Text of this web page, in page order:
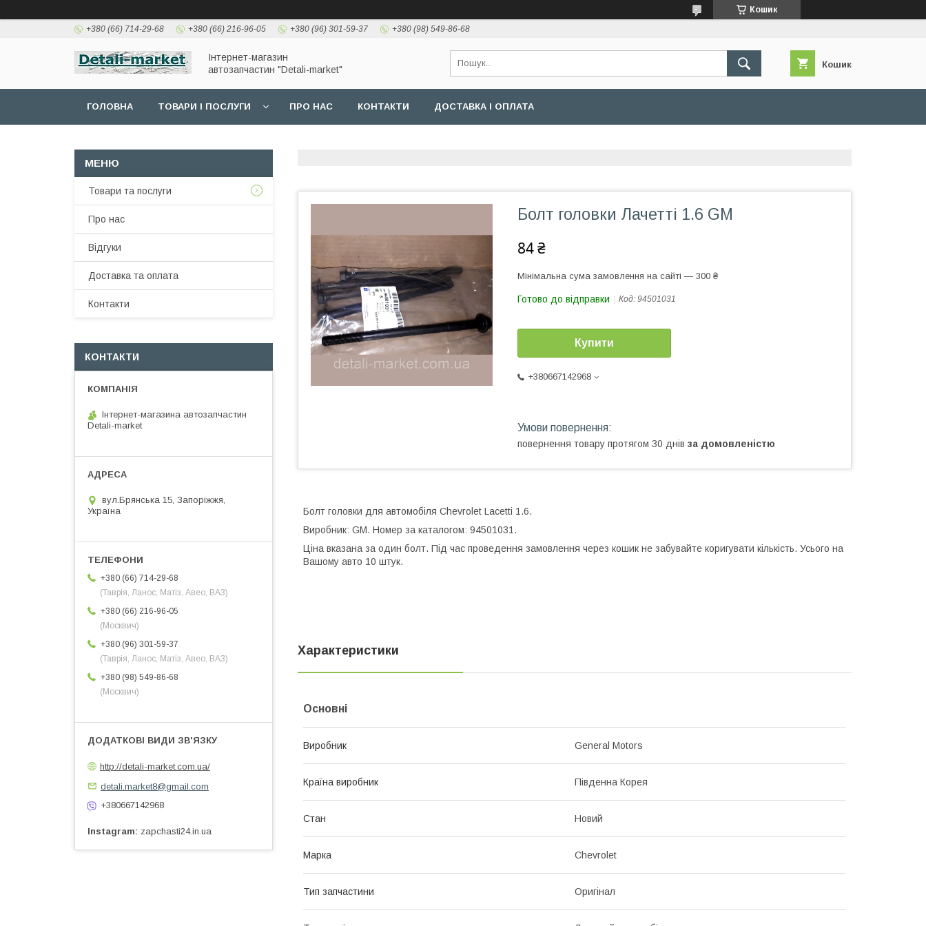
Кошик
+380 (66) 714-29-68 +380 (66) 216-96-05 +380 (96) 301-59-37 +380 (98) 549-86-68
Інтернет-магазин
автозапчастин "Detali-market"
Кошик
ГОЛОВНА ТОВАРИ І ПОСЛУГИ ПРО НАС КОНТАКТИ ДОСТАВКА І ОПЛАТА
Болт головки Лачетті 1.6 GM
84 ₴
Мінімальна сума замовлення на сайті — 300 ₴
Готово до відправки Код: 94501031
Купити
+380667142968
повернення товару протягом 30 днів за домовленістю
Болт головки для автомобіля Chevrolet Lacetti 1.6.
Виробник: GM. Номер за каталогом: 94501031.
Ціна вказана за один болт. Під час проведення замовлення через кошик не забувайте коригувати кількість. Усього на
Вашому авто 10 штук.
Характеристики
Основні
Виробник General Motors
Країна виробник Південна Корея
Стан Новий
Марка Chevrolet
Тип запчастини Оригінал
Товари та послуги
Про нас
Відгуки
Доставка та оплата
Контакти
КОНТАКТИ
Інтернет-магазина автозапчастин
Detali-market
вул.Брянська 15, Запоріжжя,
Україна
+380 (66) 714-29-68
(Таврія, Ланос, Матіз, Авео, ВАЗ)
+380 (66) 216-96-05
(Москвич)
+380 (96) 301-59-37
(Таврія, Ланос, Матіз, Авео, ВАЗ)
+380 (98) 549-86-68
(Москвич)
http://detali-market.com.ua/
detali.market8@gmail.com
+380667142968
Instagram zapchasti24.in.ua